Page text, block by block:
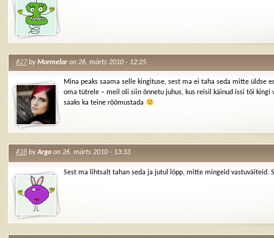
#27byMormelaron 26. märts 2010 - 12:25
Mina peaks saama selle kingituse, sest ma ei taha seda mitte üldse
oma tütrele – meil oli siin õnnetu juhus, kus reisil käinud issi tõi kingi
saaks ka teine rõõmustada
#28byArgoon 26. märts 2010 - 13:33
Sest ma lihtsalt tahan seda ja jutul lõpp, mitte mingeid vastuväiteid.